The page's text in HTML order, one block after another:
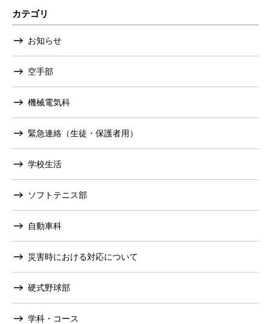
カテゴリ
お知らせ
空手部
機械電気科
緊急連絡（生徒・保護者用）
学校生活
ソフトテニス部
自動車科
災害時における対応について
硬式野球部
学科・コース